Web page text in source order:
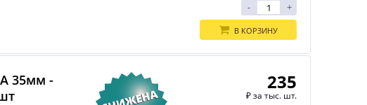
+
-
В КОРЗИНУ
35мм -
235
₽за тыс. шт.